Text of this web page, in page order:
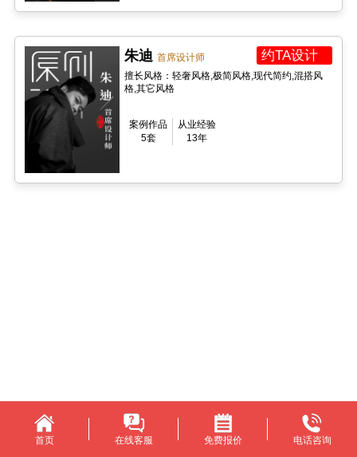
朱迪首席设计师 约TA设计
擅长风格：轻奢风格,极简风格,现代简约,混搭风
格,其它风格
案例作品
5套
从业经验
13年
首页 在线客服 免费报价 电话咨询